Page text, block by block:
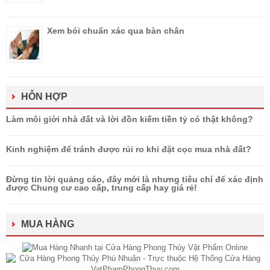
Xem bói chuẩn xác qua bàn chân
HỖN HỢP
Làm môi giới nhà đất và lời đồn kiếm tiền tỷ có thật không?
Kinh nghiệm để tránh được rủi ro khi đặt cọc mua nhà đất?
Đừng tin lời quảng cáo, đây mới là nhưng tiêu chí để xác định
được Chung cư cao cấp, trung cấp hay giá rẻ!
MUA HÀNG